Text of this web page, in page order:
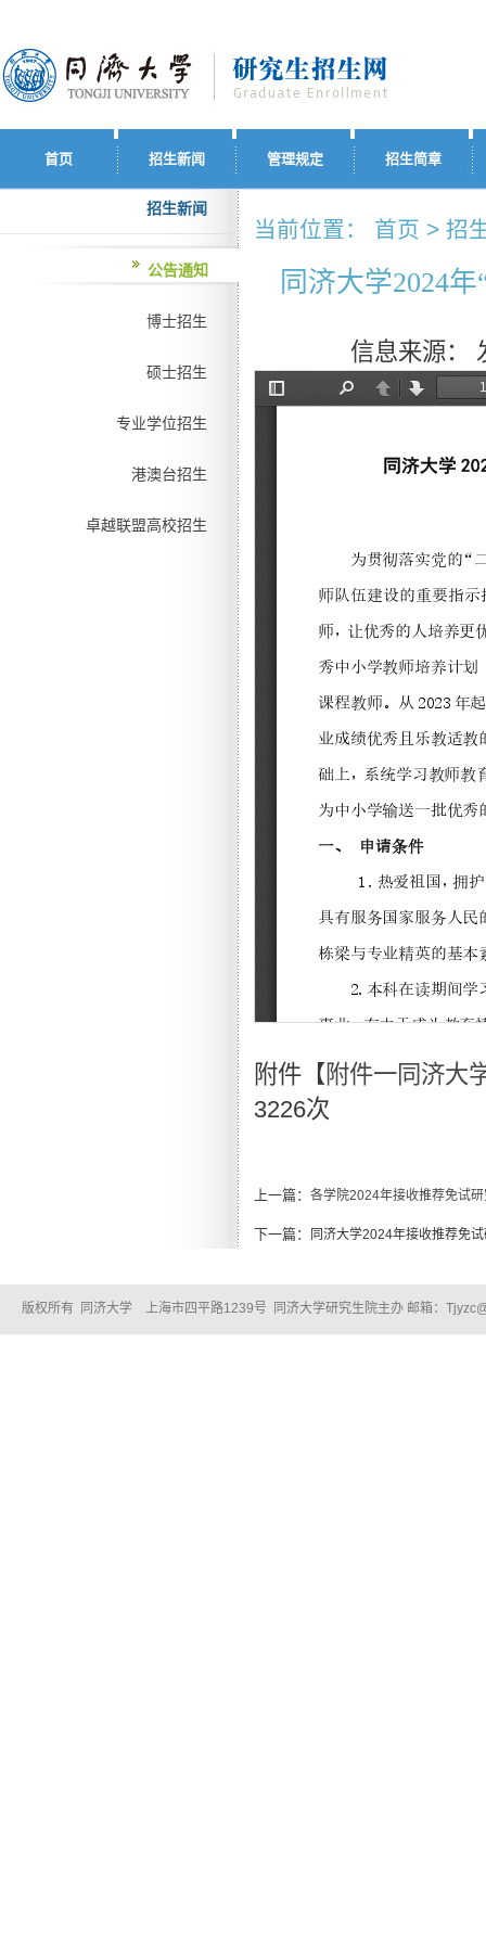
首页 招生新闻 管理规定 招生简章
招生新闻
公告通知
博士招生
硕士招生
专业学位招生
港澳台招生
卓越联盟高校招生
当前位置： 首页 > 招
同济大学2024
信息来源：
附件【 附件一同济大
3226次
上一篇： 各学院2024年接收推荐免试
下一篇： 同济大学2024年接收推荐免
版权所有 同济大学 上海市四平路1239号 同济大学研究生院主办 邮箱：